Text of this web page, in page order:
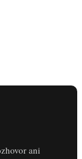
ani